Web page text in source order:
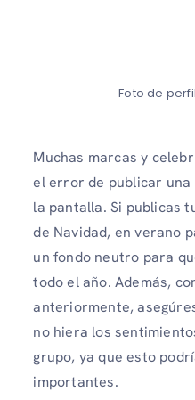
Foto de
Muchas marcas y
el error de publicar una
la pantalla. Si publicas
de Navidad, en verano
un fondo neutro para
todo el año. Además,
anteriormente,
no hiera los
grupo, ya que esto
importantes.